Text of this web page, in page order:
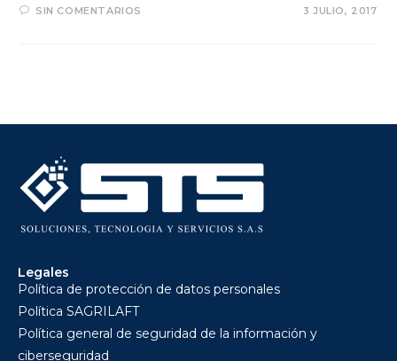
SIN COMENTARIOS 3 JULIO, 2017
Legales
Política de protección de datos personales
Política SAGRILAFT
Política general de seguridad de la información y
ciberseguridad